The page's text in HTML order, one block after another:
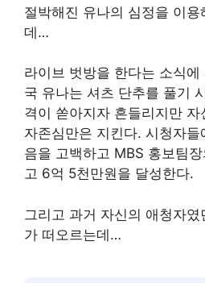
절박해진 유나의 심정을 이
데…
라이브 벗방을 한다는 소식에
국 유나는 셔츠 단추를 풀기
격이 쏟아지자 흔들리지만 자
자존심만은 지킨다. 시청자
음을 고백하고 MBS 홍보팀
고 6억 5천만원을 달성한다.
그리고 과거 자신의 애청자
가 떠오르는데…